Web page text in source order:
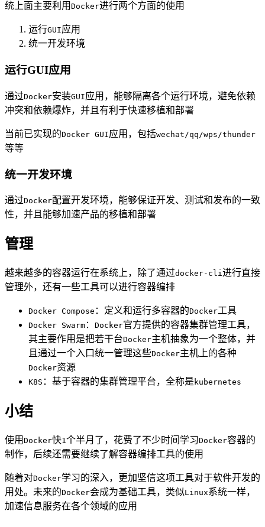
统上面主要利用 Docker进行两个方面的使用
运行GUI应用
统一开发环境
运行GUI应用
通过Docker安装GUI应用，能够隔离各个运行环境，避免依赖
冲突和依赖爆炸，并且有利于快速移植和部署
当前已实现的Docker GUI应用，包括wechat/qq/wps/thunder
等等
统一开发环境
通过Docker配置开发环境，能够保证开发、测试和发布的一致
性，并且能够加速产品的移植和部署
管理
越来越多的容器运行在系统上，除了通过docker-cli进行直接
管理外，还有一些工具可以进行容器编排
Docker Compose ：定义和运行多容器的Docker工具
Docker Swarm ： Docker官方提供的容器集群管理工具，
其主要作用是把若干台Docker主机抽象为一个整体，并
且通过一个入口统一管理这些Docker主机上的各种
Docker资源
K8S ：基于容器的集群管理平台，全称是 kubernetes
小结
使用 Docker快1 个半月了，花费了不少时间学习Docker容器的
制作，后续还需要继续了解容器编排工具的使用
随着对Docker学习的深入，更加坚信这项工具对于软件开发的
用处。未来的Docker会成为基础工具，类似Linux系统一样，
加速信息服务在各个领域的应用